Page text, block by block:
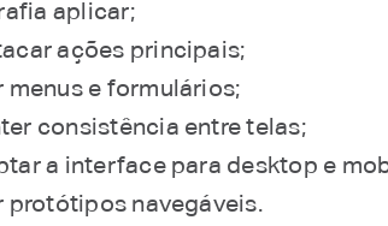
aplicar;
ações principais;
menus e formulários;
consistência entre telas;
a interface para desktop e
protótipos navegáveis.